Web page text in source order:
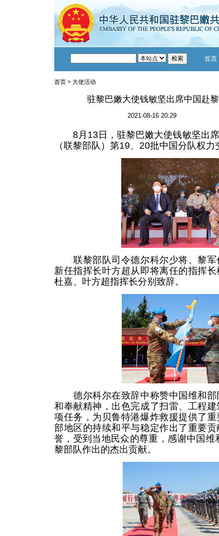
首页
首页 > 大使活动
驻黎巴嫩大使钱敏坚出席中国赴
2021-08-16 20:29
8月13日，驻黎巴嫩大使钱敏坚出席
（联黎部队）第19、20批中国分队权力
联黎部队司令德尔科尔少将、黎军
新任指挥长叶方超从即将离任的指挥
杜嘉、叶方超指挥长分别致辞。
德尔科尔在致辞中称赞中国维和部
和奉献精神，出色完成了扫雷、工程
项任务，为贝鲁特港爆炸救援提供了
部地区的持续和平与稳定作出了重要
誉，受到当地民众的尊重，感谢中国
黎部队作出的杰出贡献。